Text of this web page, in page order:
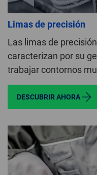
Limas de precisión
Las limas de
caracterizan por su
trabajar contornos
DESCUBRIR AHORA